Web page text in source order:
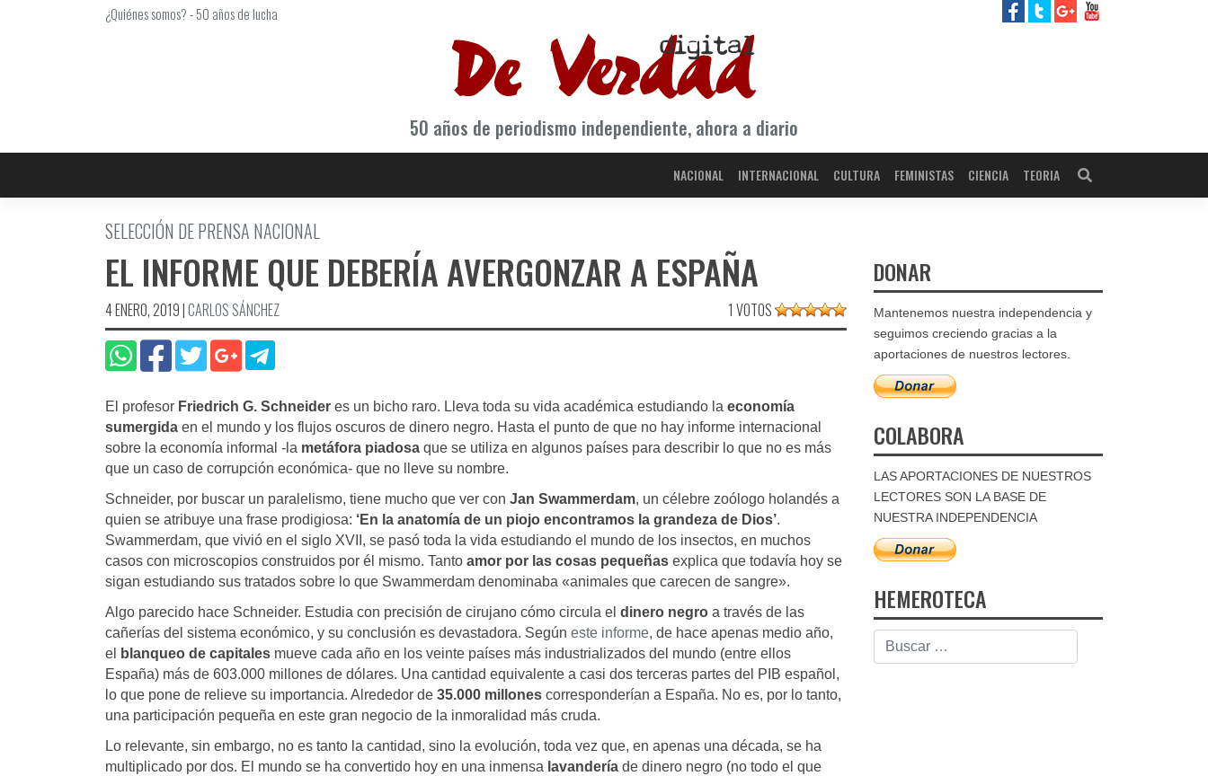
¿Quiénes somos?-50 años de lucha
50 años de periodismo independiente, ahora a diario
NACIONAL INTERNACIONAL CULTURA FEMINISTAS CIENCIA TEORIA
SELECCIÓN DE PRENSA NACIONAL
EL INFORME QUE DEBERÍ­A AVERGONZAR A ESPAÑA
4 ENERO, 2019|CARLOS SÁNCHEZ 1 VOTOS
El profesor Friedrich G. Schneider es un bicho raro. Lleva toda su vida académica estudiando la economía
sumergida en el mundo y los flujos oscuros de dinero negro. Hasta el punto de que no hay informe internacional
sobre la economía informal -la metáfora piadosa que se utiliza en algunos países para describir lo que no es más
que un caso de corrupción económica- que no lleve su nombre.
Schneider, por buscar un paralelismo, tiene mucho que ver con Jan Swammerdam, un célebre zoólogo holandés a
quien se atribuye una frase prodigiosa: ‘En la anatomía de un piojo encontramos la grandeza de Dios’.
Swammerdam, que vivió en el siglo XVII, se pasó toda la vida estudiando el mundo de los insectos, en muchos
casos con microscopios construidos por él mismo. Tanto amor por las cosas pequeñas explica que todavía hoy se
sigan estudiando sus tratados sobre lo que Swammerdam denominaba «animales que carecen de sangre».
Algo parecido hace Schneider. Estudia con precisión de cirujano cómo circula el dinero negro a través de las
cañerías del sistema económico, y su conclusión es devastadora. Según este informe, de hace apenas medio año,
el
blanqueo de capitales mueve cada año en los veinte países más industrializados del mundo (entre ellos
España) más de 603.000 millones de dólares. Una cantidad equivalente a casi dos terceras partes del PIB español,
lo que pone de relieve su importancia. Alrededor de 35.000 millones corresponderían a España. No es, por lo tanto,
una participación pequeña en este gran negocio de la inmoralidad más cruda.
Lo relevante, sin embargo, no es tanto la cantidad, sino la evolución, toda vez que, en apenas una década, se ha
multiplicado por dos. El mundo se ha convertido hoy en una inmensa lavandería de dinero negro (no todo el que
DONAR
Mantenemos nuestra independencia y
seguimos creciendo gracias a la
aportaciones de nuestros lectores.
COLABORA
LAS APORTACIONES DE NUESTROS
LECTORES SON LA BASE DE
NUESTRA INDEPENDENCIA
HEMEROTECA